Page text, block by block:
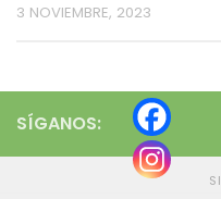
3 NOVIEMBRE, 2023
SÍGANOS: